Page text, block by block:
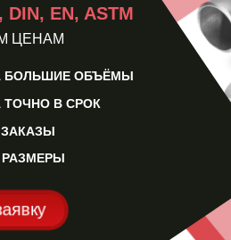
DIN, EN, ASTM
ЦЕНАМ
БОЛЬШИЕ ОБЪЁМЫ
ТОЧНО В СРОК